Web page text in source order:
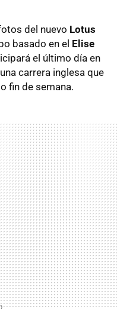
del nuevo Lotus
basado en el Elise
el último día en
carrera inglesa que
fin de semana.